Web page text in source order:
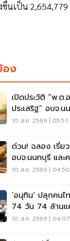
นเป็น 2,654,779
อง
เปิดประวัติ “พ.ต.
ประเสริฐ” อบจ.
ห้องทำงาน
10 ส.ค. 2569 | 05:57
ด่วน! ฉลอง เรี่ย
อบจ.นนทบุรี และ
สาหัส
10 ส.ค. 2569 |
‘อนุทิน’ ปลุกคน
74 วัน 74 ล้านแ
NCDs
10 ส.ค. 2569 |